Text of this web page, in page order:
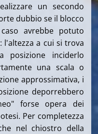
un secondo
dubbio se il blocco
avrebbe potuto
l'altezza a cui si trova
inciderlo
una scala o
approssimativa, i
deporrebbero
forse opera dei
Per completezza
nel chiostro della